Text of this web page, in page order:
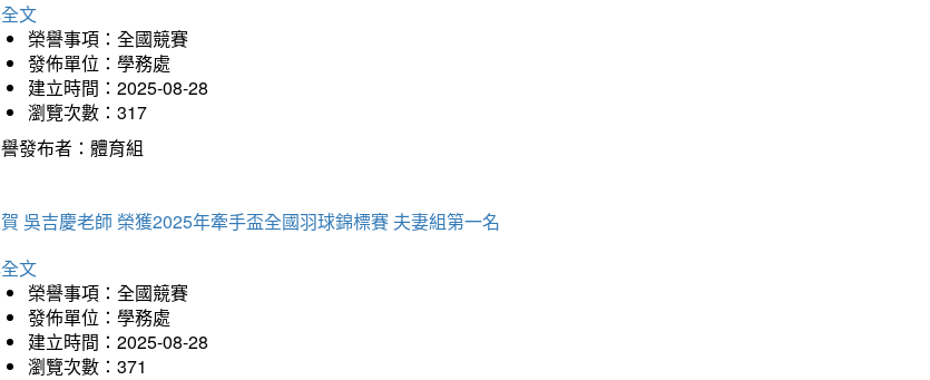
文
榮譽事項：全國競賽
發佈單位：學務處
建立時間：2025-08-28
瀏覽次數：317
發布者：體育組
吳吉慶老師 榮獲2025年牽手盃全國羽球錦標賽 夫妻組第一名
文
榮譽事項：全國競賽
發佈單位：學務處
建立時間：2025-08-28
瀏覽次數：371